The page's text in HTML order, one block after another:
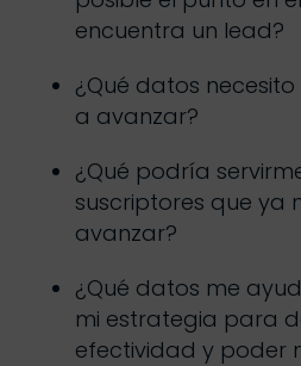
encuentra un lead?
¿Qué datos
a avanzar?
¿Qué podría
suscriptores que ya
avanzar?
¿Qué datos me
mi estrategia para
efectividad y poder